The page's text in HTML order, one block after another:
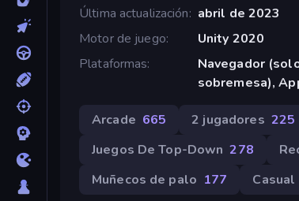
Última actualización
abril de 2023
Motor de juego
Unity 2020
Plataformas
Navegador
sobremesa),
Arcade 665 2 jugadores 225
Juegos De Top-Down 278
Muñecos de palo 177 Casual